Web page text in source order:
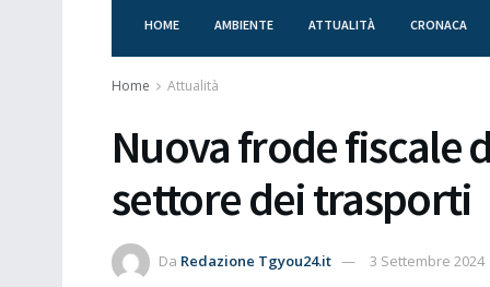
HOME AMBIENTE ATTUALITÀ CRONACA
Home Attualità
Nuova frode fiscale
settore dei trasporti
Da Redazione Tgyou24.it 3 Settembre 2024